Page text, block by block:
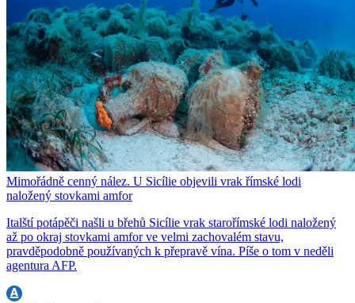
Mimořádně cenný nález. U Sicílie objevili vrak římské lodi
naložený stovkami amfor
Italští potápěči našli u břehů Sicílie vrak starořímské lodi naložený
až po okraj stovkami amfor ve velmi zachovalém stavu,
pravděpodobně používaných k přepravě vína. Píše o tom v neděli
agentura AFP.